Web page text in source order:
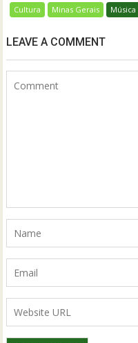
Cultura Minas Gerais Música
LEAVE A COMMENT